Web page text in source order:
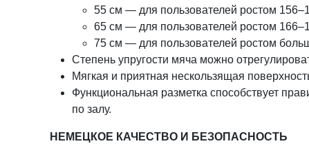
55 см — для пользователей ростом
65 см — для пользователей ростом
75 см — для пользователей ростом
Степень упругости мяча можно
Мягкая и приятная нескользящая
Функциональная разметка способствует
по залу.
НЕМЕЦКОЕ КАЧЕСТВО И БЕЗОПАСНОСТЬ